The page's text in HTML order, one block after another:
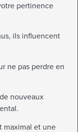
pertinence
ils influencent
ne pas perdre en
nouveaux
maximal et une